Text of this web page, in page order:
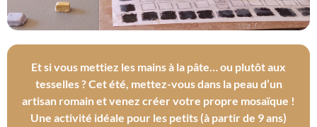
Et si vous mettiez les mains à la pâte… ou plutôt aux
tesselles ? Cet été, mettez-vous dans la peau d’un
artisan romain et venez créer votre propre mosaïque !
Une activité idéale pour les petits (à partir de 9 ans)